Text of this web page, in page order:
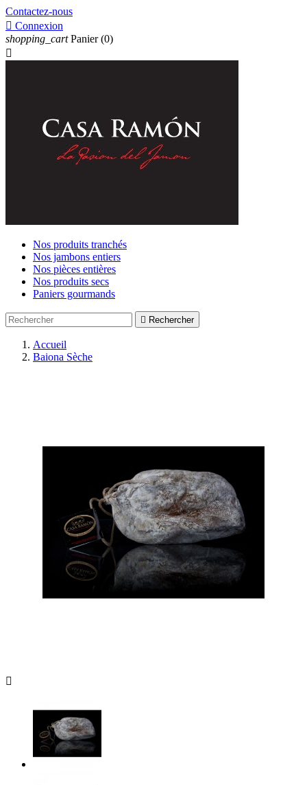
Contactez-nous
 Connexion
shopping_cart Panier (0)

Nos produits tranchés
Nos jambons entiers
Nos pièces entières
Nos produits secs
Paniers gourmands
 Rechercher
Accueil
Baiona Sèche
